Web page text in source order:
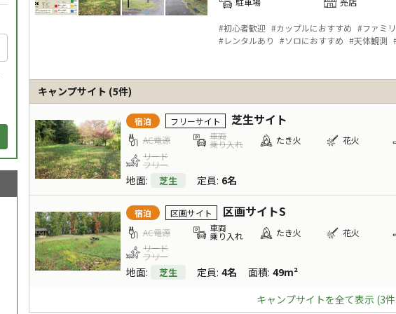
#初心者歓迎 #カップルにおすすめ #ファミ
#レンタルあり #ソロにおすすめ #天体観測
キャンプサイト (5件)
宿泊 フリーサイト 芝生サイト
AC電源 車両
乗り入れ たき火
花火
リード
フリー
地面: 芝生 定員: 6名
宿泊 区画サイト 区画サイトS
AC電源 車両
乗り入れ たき火
花火
リード
フリー
地面: 芝生 定員: 4名 面積: 49m²
キャンプサイトを全て表示 (3